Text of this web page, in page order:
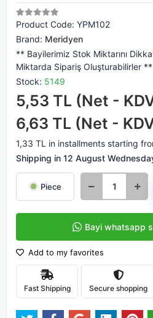
Product Code: YPM102
Brand: Meridyen
** Bayilerimiz Stok Miktarını
Miktarda Sipariş Oluşturabilirler **
Stock: 5149
5,53 TL (Net -
6,63 TL (Net -
1,33 TL in installments starting
Shipping in 12 August
Piece
Bayi whatsapp
Add to my favorites
Fast Shipping Secure shopping